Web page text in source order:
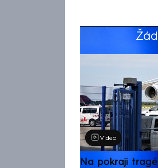
Výběr
Video
Na pokraji